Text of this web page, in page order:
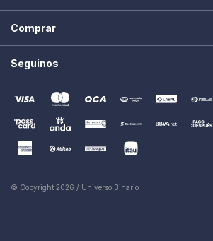
Comprar
Seguinos
© Copyright 2026 / Universo Binario